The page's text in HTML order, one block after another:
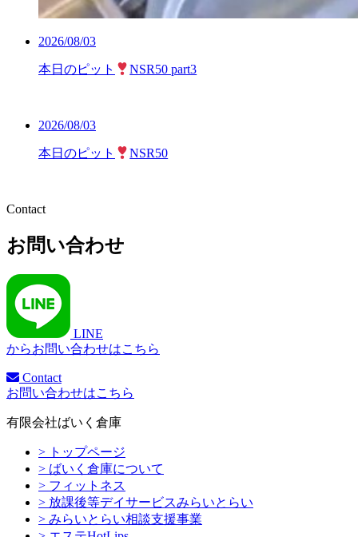
2026/08/03
本日のピット NSR50 part3
2026/08/03
本日のピット NSR50
Contact
お問い合わせ
LINE
からお問い合わせはこちら
Contact
お問い合わせはこちら
有限会社ばいく倉庫
> トップページ
> ばいく倉庫について
> フィットネス
> 放課後等デイサービスみらいとらい
> みらいとらい相談支援事業